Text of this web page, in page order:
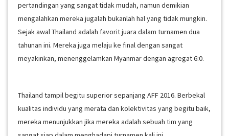
pertandingan yang sangat tidak mudah, namun demikian
mengalahkan mereka jugalah bukanlah hal yang tidak mungkin.
Sejak awal Thailand adalah favorit juara dalam turnamen dua
tahunan ini. Mereka juga melaju ke final dengan sangat
meyakinkan, menenggelamkan Myanmar dengan agregat 6:0.
Thailand tampil begitu superior sepanjang AFF 2016. Berbekal
kualitas individu yang merata dan kolektivitas yang begitu baik,
mereka menunjukkan jika mereka adalah sebuah tim yang